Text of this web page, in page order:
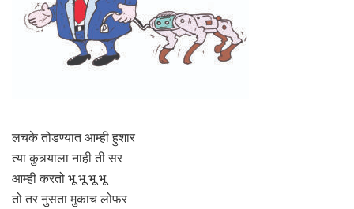
लचके तोडण्यात आम्ही हुशार
त्या कुत्र्याला नाही ती सर
आम्ही करतो भू भू भू भू
तो तर नुसता मुकाच लोफर